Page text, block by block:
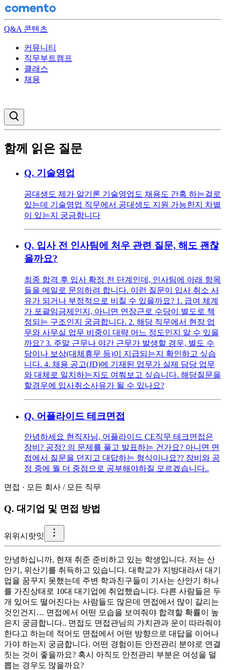
Q&A 콘텐츠
커뮤니티
직무부트캠프
클래스
채용
함께 읽은 질문
Q. 기술영업
공대생도 제가 알기론 기술영업도 채용도 간혹 하는걸로
있는데 기술영업 직무에서 공대생도 지원 가능한지 차별
이 있는지 궁금함니다
Q. 입사 전 인사팀에 처우 관련 질문, 해도 괜찮
을까요?
최종 합격 후 입사 확정 전 단계인데, 인사팀에 아래 항목
들을 메일로 문의하려 합니다. 이런 질문이 입사 취소 사
유가 되거나 부정적으로 비칠 수 있을까요? 1. 급여 체계
가 포괄임금제인지, 아니면 연장근로 수당이 별도로 책
정되는 구조인지 궁금합니다. 2. 해당 직무에서 현장 업
무와 사무실 업무 비중이 대략 어느 정도인지 알 수 있을
까요? 3. 주말 근무나 야간 근무가 발생할 경우, 별도 수
당이나 보상(대체휴무 등)이 지급되는지 확인하고 싶습
니다. 4. 채용 공고(JD)에 기재된 업무가 실제 담당 업무
와 대체로 일치하는지도 여쭤보고 싶습니다. 해당질문을
할경우에 입사취소사유가 될 수 있나요?
Q. 어플라이드 테크면접
안녕하세요 현직자님, 어플라이드 CE직무 테크면접은
장비? 공정? 의 문제를 풀고 발표하는 건가요? 아니면 면
접에서 질문을 던지고 대답하는 형식이나요?? 장비와 공
정 중에 뭘 더 중점으로 공부해야하질 모르겠습니다..
면접 · 모든 회사 / 모든 직무
Q. 대기업 및 면접 방법
위 위시랏잇
안녕하십니까, 현재 취준 준비하고 있는 학생입니다. 저는 산
안기, 위산기를 취득하고 있습니다. 대학교가 지방대라서 대기
업을 꿈꾸지 못했는데 주변 학과친구들이 기사는 산안기 하나
를 가진상태로 10대 대기업에 취업했습니다. 다른 사람들은 두
개 있어도 떨어진다는 사람들도 많은데 면접에서 많이 갈리는
것인건지… 면접에서 어떤 모습을 보여줘야 합격할 확률이 높
은지 궁금합니다.. 면접도 면접관님의 가치관과 운이 따라줘야
한다고 하는데 적어도 면접에서 어떤 방향으로 대답을 이어나
가야 하는지 궁금합니다. 어떤 경험이든 안전관리 분야로 연결
짓는 것이 좋을까요? 혹시 아직도 안전관리 부분은 여성을 덜
뽑는 경우도 많을까요?